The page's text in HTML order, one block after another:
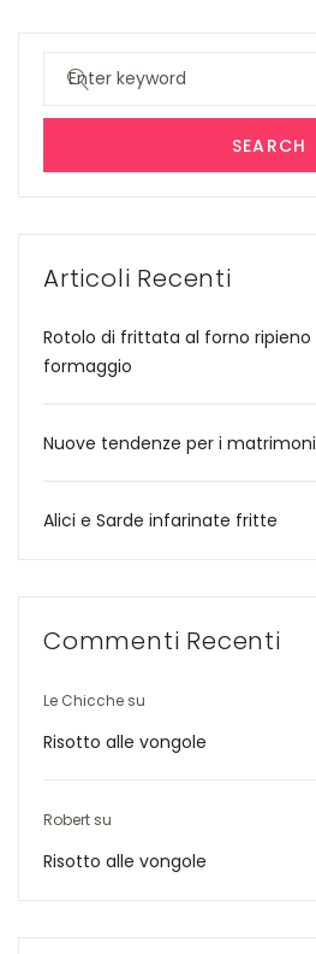
Search
SEARCH
Articoli Recenti
Rotolo di frittata al forno
formaggio
Nuove tendenze per i matrimoni
Alici e Sarde infarinate fritte
Commenti Recenti
Le Chicche su
Risotto alle vongole
Robert su
Risotto alle vongole